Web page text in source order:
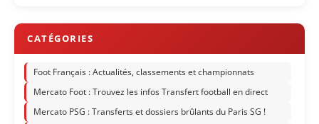
Foot Français : Actualités, classements et championnats
Mercato Foot : Trouvez les infos Transfert football en direct
Mercato PSG : Transferts et dossiers brûlants du Paris SG !